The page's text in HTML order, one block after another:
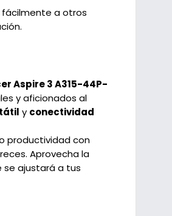
fácilmente a otros
Aspire 3 A315-44P-
y aficionados al
y conectividad
productividad con
Aprovecha la
se ajustará a tus